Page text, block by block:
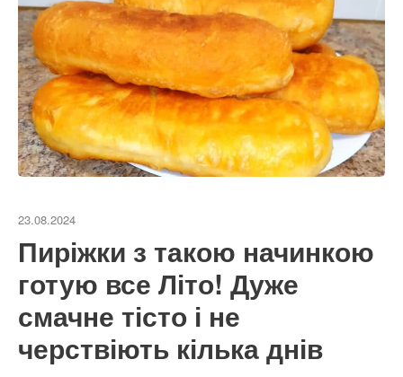
23.08.2024
Пиріжки з такою начинкою
готую все Літо! Дуже
смачне тісто і не
черствіють кілька днів